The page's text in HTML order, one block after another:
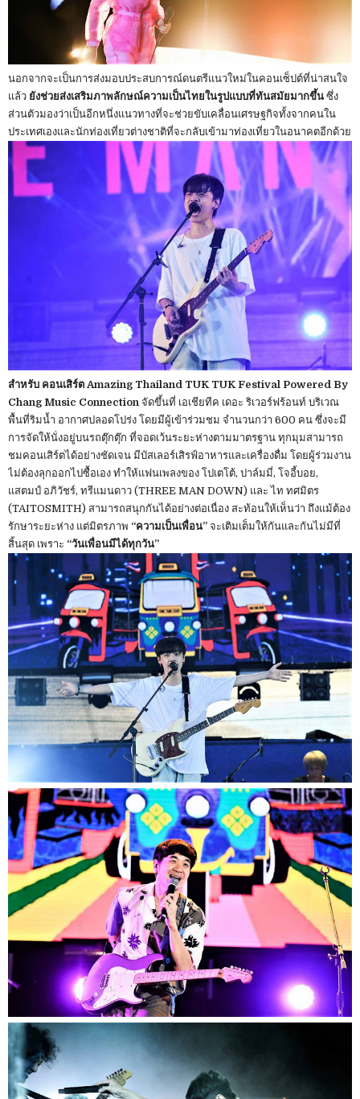
นอกจากจะเป็นการส่งมอบประสบการณ์ดนตรีแนวใหม่ในคอนเซ็ปต์ที่น่าสนใจ
แล้ว ยังช่วยส่งเสริมภาพลักษณ์ความเป็นไทยในรูปแบบที่ทันสมัยมากขึ้น ซึ่ง
ส่วนตัวมองว่าเป็นอีกหนึ่งแนวทางที่จะช่วยขับเคลื่อนเศรษฐกิจทั้งจากคนใน
ประเทศเองและนักท่องเที่ยวต่างชาติที่จะกลับเข้ามาท่องเที่ยวในอนาคตอีกด้วย
สำหรับ คอนเสิร์ต Amazing Thailand TUK TUK Festival Powered By
Chang Music Connection จัดขึ้นที่ เอเชียทีค เดอะ ริเวอร์ฟร้อนท์ บริเวณ
พื้นที่ริมน้ำ อากาศปลอดโปร่ง โดยมีผู้เข้าร่วมชม จำนวนกว่า 600 คน ซึ่งจะมี
การจัดให้นั่งอยู่บนรถตุ๊กตุ๊ก ที่จอดเว้นระยะห่างตามมาตรฐาน ทุกมุมสามารถ
ชมคอนเสิร์ตได้อย่างชัดเจน มีบัสเลอร์เสิรฟ์อาหารและเครื่องดื่ม โดยผู้ร่วมงาน
ไม่ต้องลุกออกไปซื้อเอง ทำให้แฟนเพลงของ โปเตโต้, ปาล์มมี่, โจอี้บอย,
แสตมป์ อภิวัชร์, ทรีแมนดาว (THREE MAN DOWN) และ ไท ทศมิตร
(TAITOSMITH) สามารถสนุกกันได้อย่างต่อเนื่อง สะท้อนให้เห็นว่า ถึงแม้ต้อง
รักษาระยะห่าง แต่มิตรภาพ “ความเป็นเพื่อน” จะเติมเต็มให้กันและกันไม่มีที่
สิ้นสุด เพราะ “วันเพื่อนมีได้ทุกวัน”